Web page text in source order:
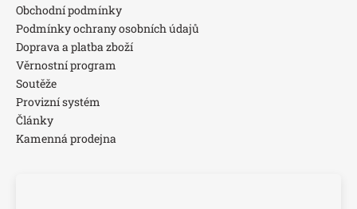
Obchodní podmínky
Podmínky ochrany osobních údajů
Doprava a platba zboží
Věrnostní program
Soutěže
Provizní systém
Články
Kamenná prodejna